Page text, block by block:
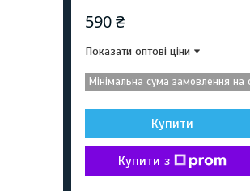
590 ₴
Показати оптові ціни
Мінімальна сума замовлення на
Купити
Купити з